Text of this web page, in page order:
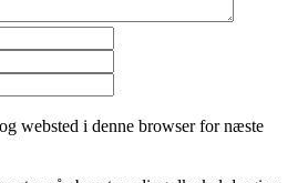
websted i denne browser for næste